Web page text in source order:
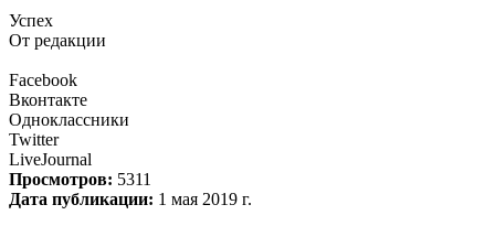
Успех
От редакции
Facebook
Вконтакте
Одноклассники
Twitter
LiveJournal
Просмотров: 5311
Дата публикации: 1 мая 2019 г.